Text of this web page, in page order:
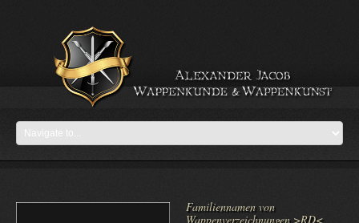
Familiennamen von
Wappenverzeichnungen >RD<